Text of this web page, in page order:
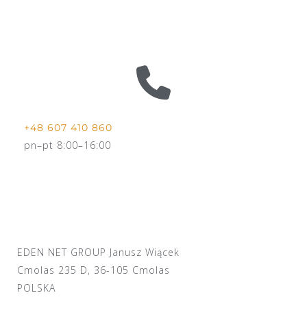
+48 607 410 860
pn–pt 8:00–16:00
EDEN NET GROUP Janusz Wiącek
Cmolas 235 D, 36-105 Cmolas
POLSKA